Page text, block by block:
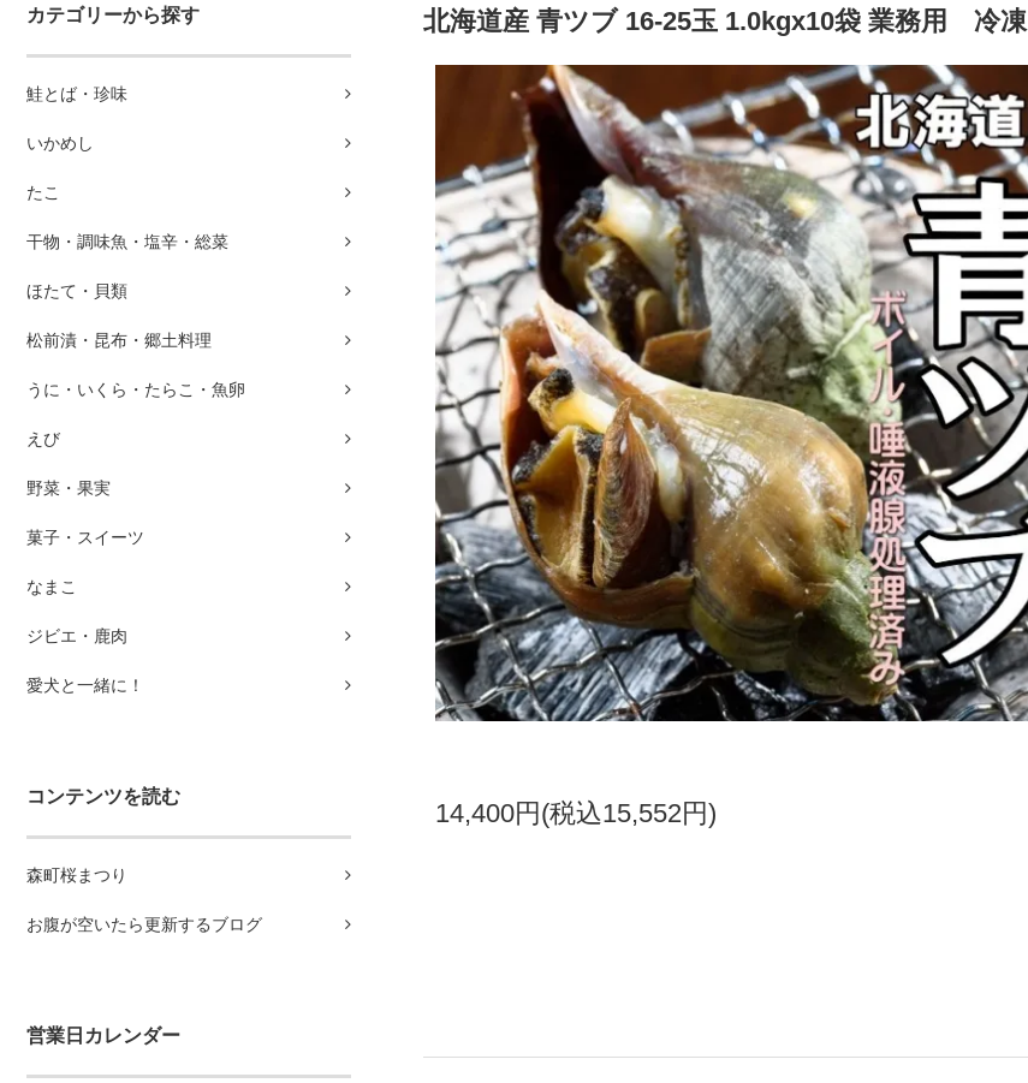
カテゴリーから探す
鮭とば・珍味
いかめし
たこ
干物・調味魚・塩辛・総菜
ほたて・貝類
松前漬・昆布・郷土料理
うに・いくら・たらこ・魚卵
えび
野菜・果実
菓子・スイーツ
なまこ
ジビエ・鹿肉
愛犬と一緒に！
コンテンツを読む
森町桜まつり
お腹が空いたら更新するブログ
営業日カレンダー
北海道産 青ツブ 16-25玉 1.0kgx10袋 業務用 冷凍
14,400円(税込15,552円)